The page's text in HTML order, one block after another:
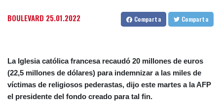
BOULEVARD 25.01.2022 Comparta Comparta
La Iglesia católica francesa recaudó 20 millones de euros
(22,5 millones de dólares) para indemnizar a las miles de
víctimas de religiosos pederastas, dijo este martes a la AFP
el presidente del fondo creado para tal fin.